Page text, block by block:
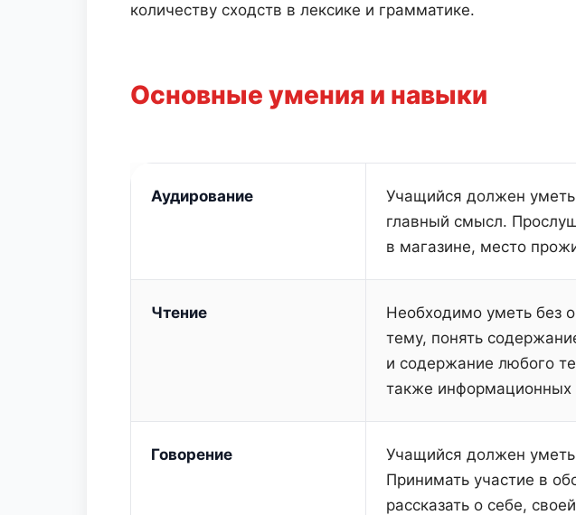
количеству сходств в лексике и грамматике.
Основные умения и навыки
Аудирование
Учащийся должен уметь
главный смысл.
в магазине, место
Чтение
Необходимо уметь без
тему, понять
и содержание любого
также информационных
Говорение
Учащийся должен уметь
Принимать участие в
рассказать о себе,